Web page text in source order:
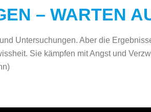
– WARTEN
Untersuchungen. Aber die
Sie kämpfen mit Angst und